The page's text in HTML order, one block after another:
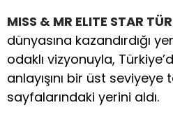
MISS & MR ELITE STAR
dünyasına kazandırdığı
odaklı vizyonuyla,
anlayışını bir üst seviyeye
sayfalarındaki yerini aldı.